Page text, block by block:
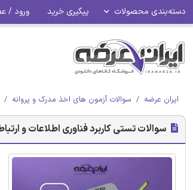
دسته‌بندی محصولات پیگیری خرید ورود /
ایران عرضه سوالات آزمون های اخذ مدرک و پروانه
سوالات تستی کاربرد فناوری اطلاعات و